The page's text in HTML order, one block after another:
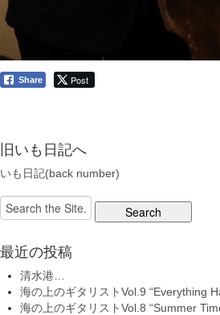
Share Post
旧いも日記へ
いも日記(back number)
Search
for:
最近の投稿
清水港…
海の上のギタリストVol.9 “Everything
海の上のギタリストVol.8 “Summer